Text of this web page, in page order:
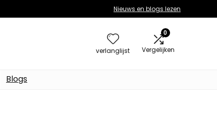
Nieuws en blogs lezen
verlanglijst
0
Vergelijken
Blogs